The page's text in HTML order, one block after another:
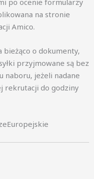
po ocenie formularzy
na stronie
Amico.
bieżąco o dokumenty,
przyjmowane są bez
naboru, jeżeli nadane
rekrutacji do godziny